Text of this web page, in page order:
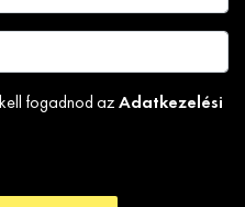
fogadnod az Adatkezelési